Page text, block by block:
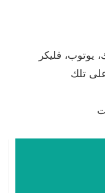
يوتوب، فليكر
تلك